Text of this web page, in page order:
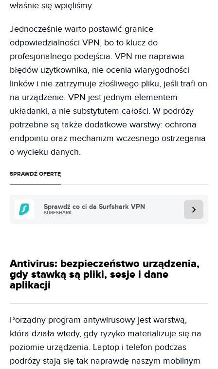
właśnie się wpięliśmy.
Jednocześnie warto postawić granice
odpowiedzialności VPN, bo to klucz do
profesjonalnego podejścia. VPN nie naprawia
błędów użytkownika, nie ocenia wiarygodności
linków i nie zatrzymuje złośliwego pliku, jeśli trafi on
na urządzenie. VPN jest jednym elementem
układanki, a nie substytutem całości. W podróży
potrzebne są także dodatkowe warstwy: ochrona
endpointu oraz mechanizm wczesnego ostrzegania
o wycieku danych.
SPRAWDŹ OFERTĘ
Sprawdź co ci da Surfshark VPN
SURFSHARK
Antivirus: bezpieczeństwo urządzenia,
gdy stawką są pliki, sesje i dane
aplikacji
Porządny program antywirusowy jest warstwą,
która działa wtedy, gdy ryzyko materializuje się na
poziomie urządzenia. Laptop i telefon podczas
podróży stają się tak naprawdę naszym mobilnym